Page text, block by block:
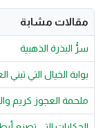
مقالات مشابة
سرُّ البذرة الذهبية
بوابة الخيال التي
ملحمة العجوز كريم